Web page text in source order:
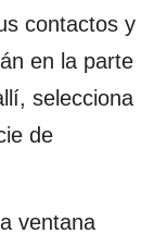
contactos y
en la parte
selecciona
de
ventana